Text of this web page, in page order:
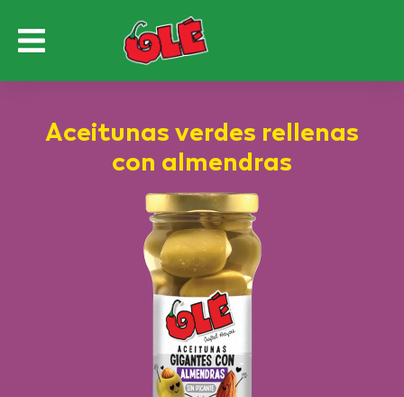
Aceitunas verdes rellenas
con almendras